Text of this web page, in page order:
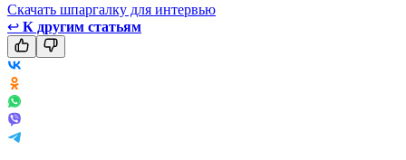
Скачать шпаргалку для интервью
↩ К другим статьям